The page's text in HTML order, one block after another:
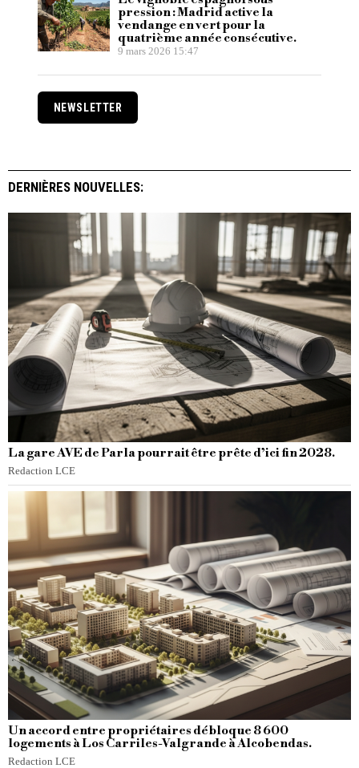
pression : Madrid active la
vendange en vert pour la
quatrième année consécutive.
9 mars 2026 15:47
NEWSLETTER
DERNIÈRES NOUVELLES:
La gare AVE de Parla pourrait être prête d’ici fin 2028.
Redaction LCE
Un accord entre propriétaires débloque 8 600
logements à Los Carriles-Valgrande à Alcobendas.
Redaction LCE